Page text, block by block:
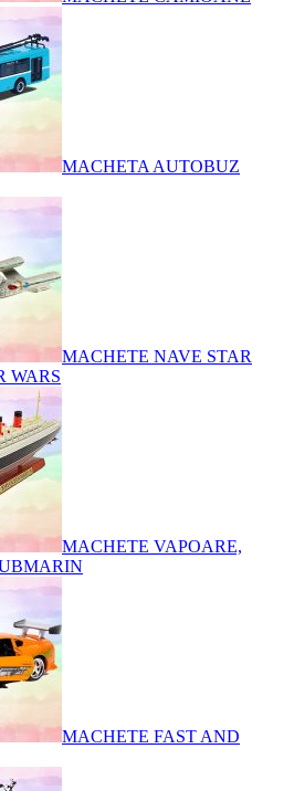
MACHETA AUTOBUZ
MACHETE NAVE STAR
WARS
MACHETE VAPOARE,
MACHETE FAST AND